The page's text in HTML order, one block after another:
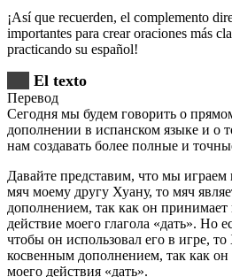
¡Así que recuerden, el complemento
importantes para crear oraciones más
practicando su español!
El texto
Перевод
Сегодня мы будем говорить о
дополнении в испанском языке и о
нам создавать более полные и
Давайте представим, что мы
мяч моему другу Хуану, то мяч
дополнением, так как он принимает
действие моего глагола «дать». Но
чтобы он использовал его в игре, то
косвенным дополнением, так как он
моего действия «дать».